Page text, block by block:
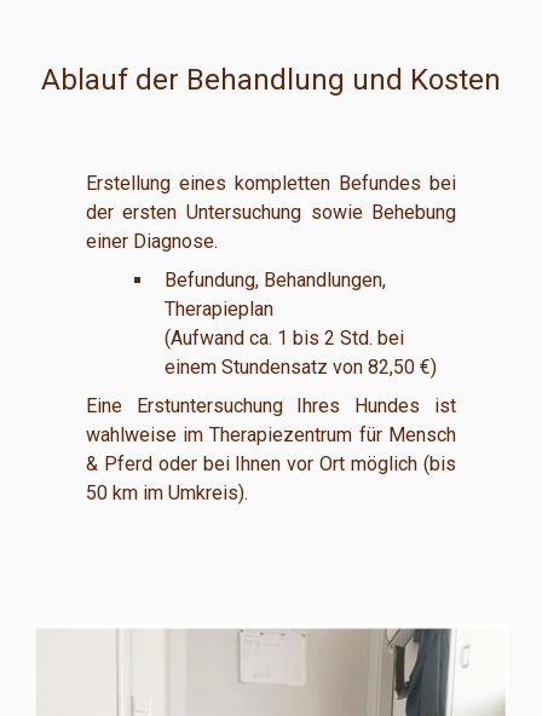
Ablauf der Behandlung und Kosten
Erstellung eines kompletten Befundes bei
der ersten Untersuchung sowie Behebung
einer Diagnose.
Befundung, Behandlungen,
Therapieplan
(Aufwand ca. 1 bis 2 Std. bei
einem Stundensatz von 82,50 €)
Eine Erstuntersuchung Ihres Hundes ist
wahlweise im Therapiezentrum für Mensch
& Pferd oder bei Ihnen vor Ort möglich (bis
50 km im Umkreis).